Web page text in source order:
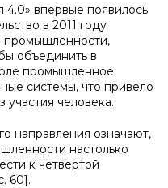
4.0» впервые появилось
в 2011 году
промышленности,
объединить в
промышленное
системы, что привело
человека.
направления означают,
настолько
к четвертой
60].